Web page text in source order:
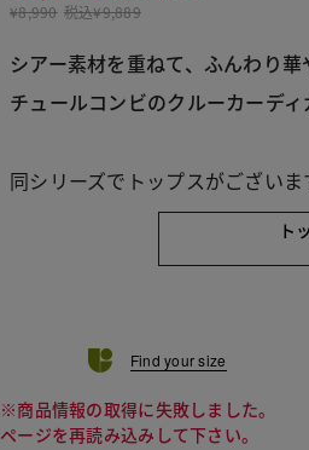
¥8,990 税込¥9,889
シアー素材を重ねて、ふんわり華
チュールコンビのクルーカーディ
同シリーズでトップスがございま
ト
Find your size
※商品情報の取得に失敗しました。
ページを再読み込みして下さい。